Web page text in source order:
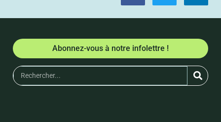
Abonnez-vous à notre infolettre !